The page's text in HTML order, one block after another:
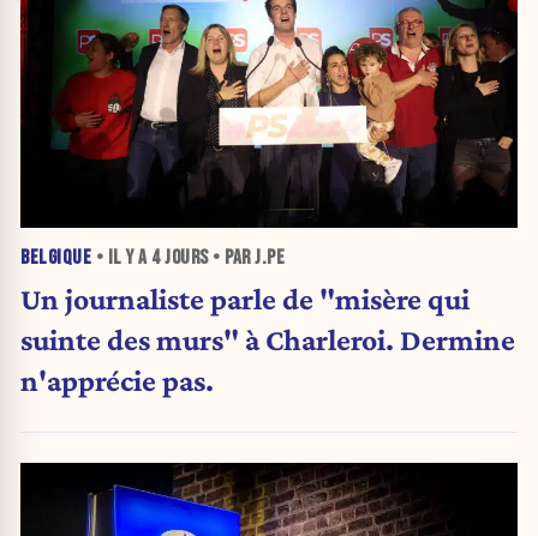
BELGIQUE • IL Y A 4 JOURS• PAR J.PE
Un journaliste parle de "misère qui
suinte des murs" à Charleroi. Dermine
n'apprécie pas.